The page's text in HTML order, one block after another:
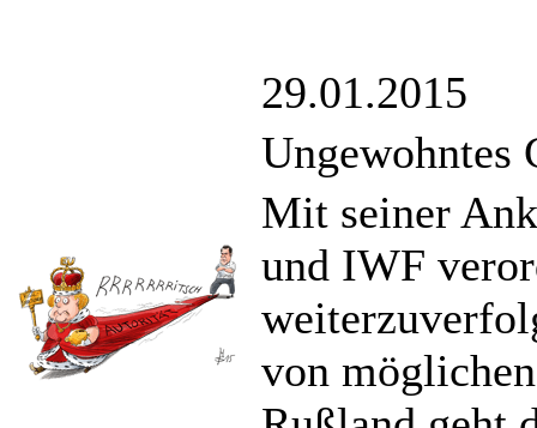
29.01.2015
Ungewohntes
Mit seiner
und IWF
von